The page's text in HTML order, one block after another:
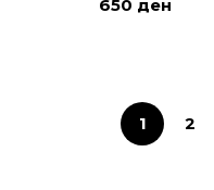
650 ден
1 2